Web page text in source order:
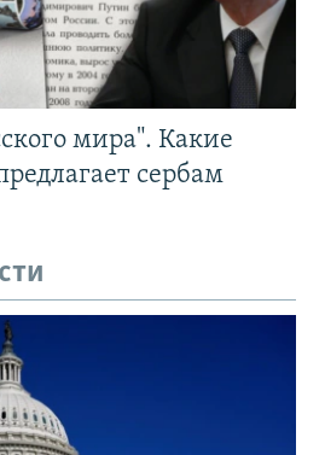
мира". Какие
сербам